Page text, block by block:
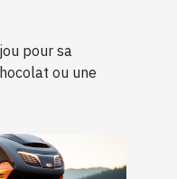
pour sa
ou une